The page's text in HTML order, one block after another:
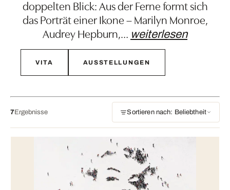
doppelten Blick: Aus der Ferne formt sich
das Porträt einer Ikone – Marilyn Monroe,
Audrey Hepburn,… weiterlesen
VITA AUSSTELLUNGEN
7Ergebnisse Sortieren nach: Beliebtheit